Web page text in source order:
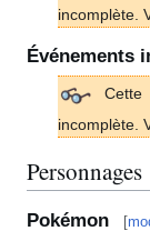
incomplète.
Événements
Cette
incomplète.
Personnages
Pokémon [